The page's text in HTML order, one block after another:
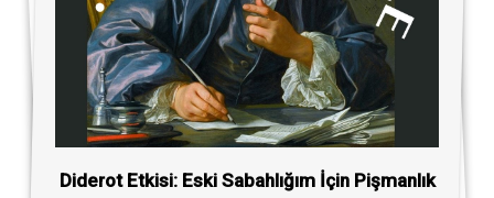
Diderot Etkisi: Eski Sabahlığım İçin Pişmanlık